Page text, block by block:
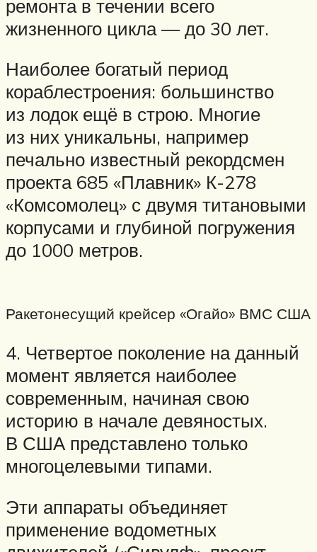
ремонта в течении всего
жизненного цикла — до 30 лет.
Наиболее богатый период
кораблестроения: большинство
из лодок ещё в строю. Многие
из них уникальны, например
печально известный рекордсмен
проекта 685 «Плавник» К-278
«Комсомолец» с двумя титановыми
корпусами и глубиной погружения
до 1000 метров.
Ракетонесущий крейсер «Огайо» ВМС США
4. Четвертое поколение на данный
момент является наиболее
современным, начиная свою
историю в начале девяностых.
В США представлено только
многоцелевыми типами.
Эти аппараты объединяет
применение водометных